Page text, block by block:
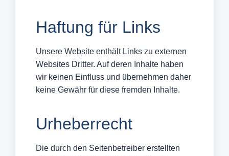
Haftung für Links
Unsere Website enthält Links zu externen
Websites Dritter. Auf deren Inhalte haben
wir keinen Einfluss und übernehmen daher
keine Gewähr für diese fremden Inhalte.
Urheberrecht
Die durch den Seitenbetreiber erstellten